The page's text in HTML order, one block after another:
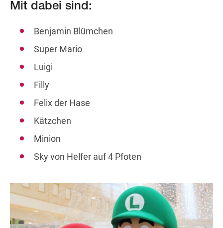
Mit dabei sind:
Benjamin Blümchen
Super Mario
Luigi
Filly
Felix der Hase
Kätzchen
Minion
Sky von Helfer auf 4 Pfoten